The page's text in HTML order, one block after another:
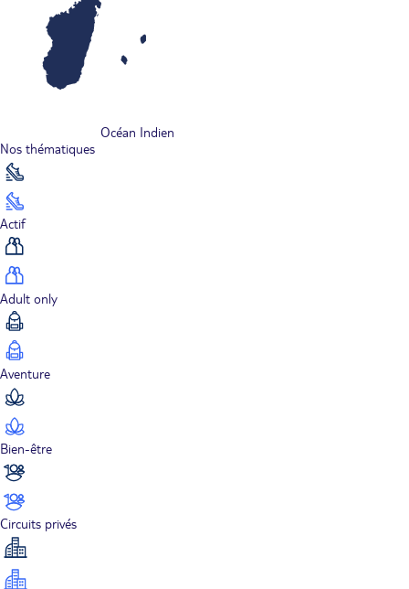
Océan Indien
Nos thématiques
Actif
Adult only
Aventure
Bien-être
Circuits privés